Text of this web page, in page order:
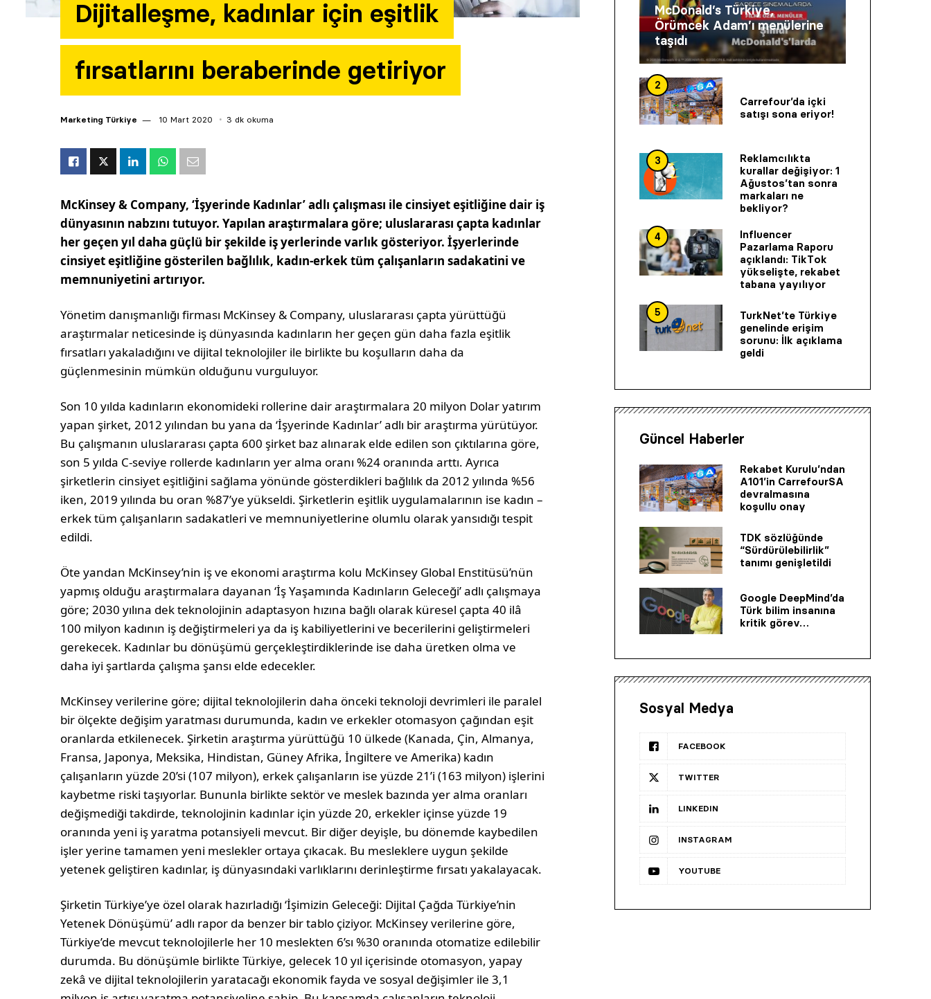
Dijitalleşme, kadınlar için eşitlik
fırsatlarını beraberinde getiriyor
Marketing Türkiye 10 Mart 2020 3 dk okuma
McKinsey & Company, ‘İşyerinde Kadınlar’ adlı çalışması ile cinsiyet eşitliğine dair iş
dünyasının nabzını tutuyor. Yapılan araştırmalara göre; uluslararası çapta kadınlar
her geçen yıl daha güçlü bir şekilde iş yerlerinde varlık gösteriyor. İşyerlerinde
cinsiyet eşitliğine gösterilen bağlılık, kadın-erkek tüm çalışanların sadakatini ve
memnuniyetini artırıyor.
Yönetim danışmanlığı firması McKinsey & Company, uluslararası çapta yürüttüğü
araştırmalar neticesinde iş dünyasında kadınların her geçen gün daha fazla eşitlik
fırsatları yakaladığını ve dijital teknolojiler ile birlikte bu koşulların daha da
güçlenmesinin mümkün olduğunu vurguluyor.
Son 10 yılda kadınların ekonomideki rollerine dair araştırmalara 20 milyon Dolar yatırım
yapan şirket, 2012 yılından bu yana da ‘İşyerinde Kadınlar’ adlı bir araştırma yürütüyor.
Bu çalışmanın uluslararası çapta 600 şirket baz alınarak elde edilen son çıktılarına göre,
son 5 yılda C-seviye rollerde kadınların yer alma oranı %24 oranında arttı. Ayrıca
şirketlerin cinsiyet eşitliğini sağlama yönünde gösterdikleri bağlılık da 2012 yılında %56
iken, 2019 yılında bu oran %87’ye yükseldi. Şirketlerin eşitlik uygulamalarının ise kadın –
erkek tüm çalışanların sadakatleri ve memnuniyetlerine olumlu olarak yansıdığı tespit
edildi.
Öte yandan McKinsey’nin iş ve ekonomi araştırma kolu McKinsey Global Enstitüsü’nün
yapmış olduğu araştırmalara dayanan ‘İş Yaşamında Kadınların Geleceği’ adlı çalışmaya
göre; 2030 yılına dek teknolojinin adaptasyon hızına bağlı olarak küresel çapta 40 ilâ
100 milyon kadının iş değiştirmeleri ya da iş kabiliyetlerini ve becerilerini geliştirmeleri
gerekecek. Kadınlar bu dönüşümü gerçekleştirdiklerinde ise daha üretken olma ve
daha iyi şartlarda çalışma şansı elde edecekler.
McKinsey verilerine göre; dijital teknolojilerin daha önceki teknoloji devrimleri ile paralel
bir ölçekte değişim yaratması durumunda, kadın ve erkekler otomasyon çağından eşit
oranlarda etkilenecek. Şirketin araştırma yürüttüğü 10 ülkede (Kanada, Çin, Almanya,
Fransa, Japonya, Meksika, Hindistan, Güney Afrika, İngiltere ve Amerika) kadın
çalışanların yüzde 20’si (107 milyon), erkek çalışanların ise yüzde 21’i (163 milyon) işlerini
kaybetme riski taşıyorlar. Bununla birlikte sektör ve meslek bazında yer alma oranları
değişmediği takdirde, teknolojinin kadınlar için yüzde 20, erkekler içinse yüzde 19
oranında yeni iş yaratma potansiyeli mevcut. Bir diğer deyişle, bu dönemde kaybedilen
işler yerine tamamen yeni meslekler ortaya çıkacak. Bu mesleklere uygun şekilde
yetenek geliştiren kadınlar, iş dünyasındaki varlıklarını derinleştirme fırsatı yakalayacak.
Şirketin Türkiye’ye özel olarak hazırladığı ‘İşimizin Geleceği: Dijital Çağda Türkiye’nin
Yetenek Dönüşümü’ adlı rapor da benzer bir tablo çiziyor. McKinsey verilerine göre,
Türkiye’de mevcut teknolojilerle her 10 meslekten 6’sı %30 oranında otomatize edilebilir
durumda. Bu dönüşümle birlikte Türkiye, gelecek 10 yıl içerisinde otomasyon, yapay
zekâ ve dijital teknolojilerin yaratacağı ekonomik fayda ve sosyal değişimler ile 3,1
McDonald’s Türkiye,
Örümcek Adam’ı menülerine
taşıdı
2
Carrefour’da içki
satışı sona eriyor!
3
Reklamcılıkta
kurallar değişiyor: 1
Ağustos’tan sonra
markaları ne
bekliyor?
4
Influencer
Pazarlama Raporu
açıklandı: TikTok
yükselişte, rekabet
tabana yayılıyor
5
TurkNet’te Türkiye
genelinde erişim
sorunu: İlk açıklama
geldi
Güncel Haberler
Rekabet Kurulu’ndan
A101’in CarrefourSA
devralmasına
koşullu onay
TDK sözlüğünde
“Sürdürülebilirlik”
tanımı genişletildi
Google DeepMind’da
Türk bilim insanına
kritik görev…
Sosyal Medya
FACEBOOK
TWITTER
LINKEDIN
INSTAGRAM
YOUTUBE